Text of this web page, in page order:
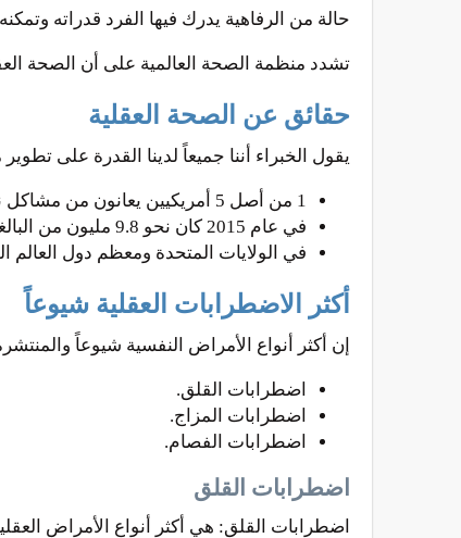
حالة من الرفاهية يدرك فيها الفرد قدراته
تشدد منظمة الصحة العالمية على أن الصحة
حقائق عن الصحة العقلية
يقول الخبراء أننا جميعاً لدينا القدرة على
1 من أصل 5 أمريكيين يعانون من مشاكل نفسية كل عام أي ما يعادل نسبة (18.5 في المائة) في الولايات المتحدة.
في عام 2015 كان نحو 9.8 مليون من البالغين يعانون من اضطراب نفسي خطير، أي ما يعادل 4.8% من جميع البالغين الأميركيين.
في الولايات المتحدة ومعظم دول العالم
أكثر الاضطرابات العقلية شيوعاً
إن أكثر أنواع الأمراض النفسية شيوعاً
اضطرابات القلق.
اضطرابات المزاج.
اضطرابات الفصام.
اضطرابات القلق
اضطرابات القلق: هي أكثر أنواع الأمراض